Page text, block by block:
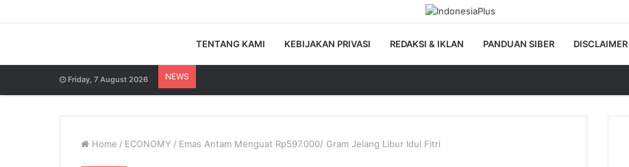
TENTANG KAMI KEBIJAKAN PRIVASI REDAKSI & IKLAN PANDUAN SIBER DISCLAIMER
Friday, 7 August 2026 NEWS
Home / ECONOMY / Emas Antam Menguat Rp597.000/ Gram Jelang Libur Idul Fitri